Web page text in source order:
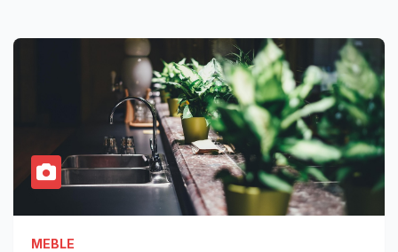
MEBLE